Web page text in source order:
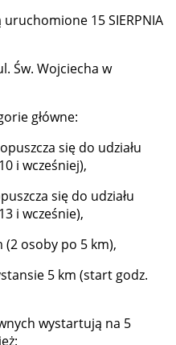
15 SIERPNIA
Św. Wojciecha w
główne:
się do udziału
i wcześniej),
się do udziału
i wcześnie),
(2 osoby po 5 km),
5 km (start godz.
wystartują na 5